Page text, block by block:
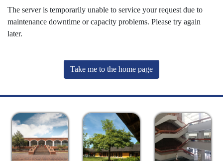
The server is temporarily unable to service your request due to
maintenance downtime or capacity problems. Please try again
later.
Take me to the home page